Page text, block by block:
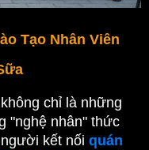
Tạo Nhân Viên
chỉ là những
"nghệ nhân" thức
kết nối quán